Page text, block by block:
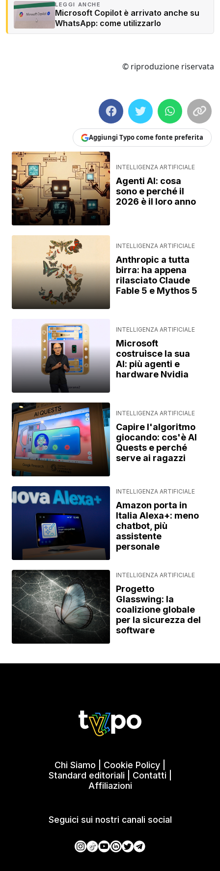
LEGGI ANCHE
Microsoft Copilot è arrivato anche su
WhatsApp: come utilizzarlo
© riproduzione riservata
Aggiungi Typo come fonte preferita
INTELLIGENZA ARTIFICIALE
Agenti AI: cosa
sono e perché il
2026 è il loro anno
INTELLIGENZA ARTIFICIALE
Anthropic a tutta
birra: ha appena
rilasciato Claude
Fable 5 e Mythos 5
INTELLIGENZA ARTIFICIALE
Microsoft
costruisce la sua
AI: più agenti e
hardware Nvidia
INTELLIGENZA ARTIFICIALE
Capire l'algoritmo
giocando: cos'è AI
Quests e perché
serve ai ragazzi
INTELLIGENZA ARTIFICIALE
Amazon porta in
Italia Alexa+: meno
chatbot, più
assistente
personale
INTELLIGENZA ARTIFICIALE
Progetto
Glasswing: la
coalizione globale
per la sicurezza del
software
Chi Siamo Cookie Policy
Standard editoriali
Contatti
Affiliazioni
Seguici sui nostri canali social